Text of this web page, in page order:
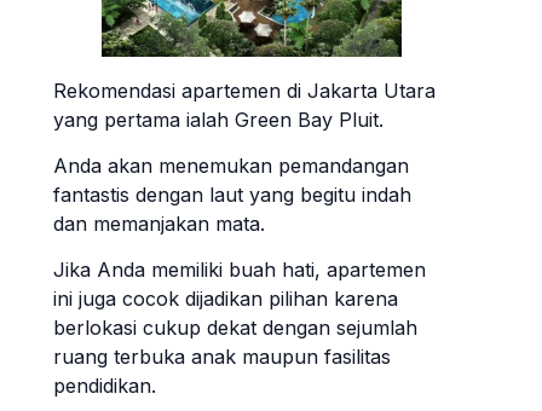
Rekomendasi apartemen di Jakarta Utara
yang pertama ialah Green Bay Pluit.
Anda akan menemukan pemandangan
fantastis dengan laut yang begitu indah
dan memanjakan mata.
Jika Anda memiliki buah hati, apartemen
ini juga cocok dijadikan pilihan karena
berlokasi cukup dekat dengan sejumlah
ruang terbuka anak maupun fasilitas
pendidikan.